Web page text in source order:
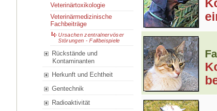
Veterinärtoxikologie
Veterinärmedizinische
Fachbeiträge
Ursachen zentralnervöser
Störungen - Fallbeispiele
Rückstände und
Kontaminanten
Herkunft und Echtheit
Gentechnik
Radioaktivität